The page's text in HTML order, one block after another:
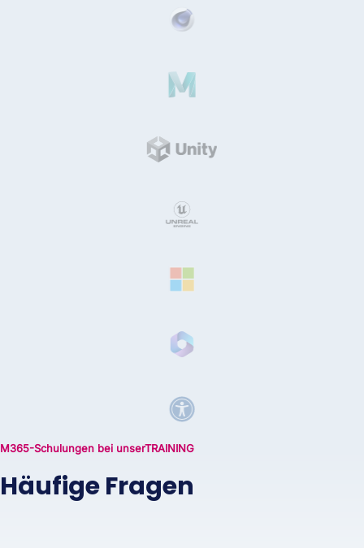
M365-Schulungen bei unserTRAINING
Häufige Fragen